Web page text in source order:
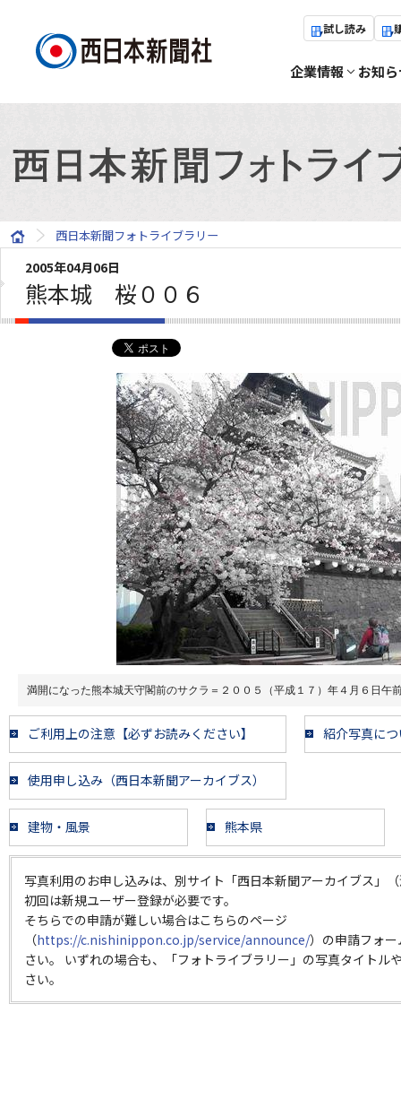
試し読み
企業情報 お知
西日本新聞フォトライブラリー
2005年04月06日
熊本城 桜００６
満開になった熊本城天守閣前のサクラ＝２００５（平成１７）年４月６日午
ご利用上の注意【必ずお読みください】 紹介写真に
使用申し込み（西日本新聞アーカイブス）
建物・風景 熊本県
写真利用のお申し込みは、別サイト「西日本新聞アーカイブス」
初回は新規ユーザー登録が必要です。
そちらでの申請が難しい場合はこちらのページ
（https://c.nishinippon.co.jp/service/announce/）の申請フォ
さい。 いずれの場合も、「フォトライブラリー」の写真タイトル
さい。